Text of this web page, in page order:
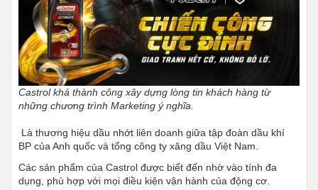
Castrol khá thành công xây dựng lòng tin khách hàng từ
những chương trình Marketing ý nghĩa.
BP của Anh quốc và tổng công ty xăng dầu Việt Nam.
Các sản phẩm của Castrol được biết đến nhờ vào tính đa
dụng, phù hợp với mọi điều kiện vận hành của động cơ.